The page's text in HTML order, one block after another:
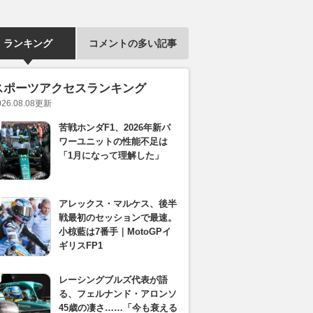
ランキング コメントの多い記事
ポーツアクセスランキング
更新
苦戦ホンダF1、2026年新パ
ワーユニットの性能不足は
「1月になって理解した」
アレックス・マルケス、後半
戦最初のセッションで最速。
小椋藍は7番手｜MotoGPイ
ギリスFP1
レーシングブルズ代表が語
る、フェルナンド・アロンソ
45歳の凄さ……「今も衰える